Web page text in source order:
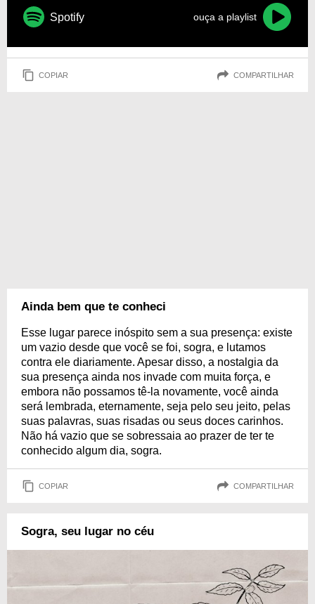
Spotify ouça a playlist
COPIAR COMPARTILHAR
Ainda bem que te conheci
Esse lugar parece inóspito sem a sua presença: existe
um vazio desde que você se foi, sogra, e lutamos
contra ele diariamente. Apesar disso, a nostalgia da
sua presença ainda nos invade com muita força, e
embora não possamos tê-la novamente, você ainda
será lembrada, eternamente, seja pelo seu jeito, pelas
suas palavras, suas risadas ou seus doces carinhos.
Não há vazio que se sobressaia ao prazer de ter te
conhecido algum dia, sogra.
COPIAR COMPARTILHAR
Sogra, seu lugar no céu